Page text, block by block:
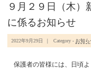
９月２９日（木）
に係るお知らせ
2022年9月29日 Category - お知ら
保護者の皆様には、日頃よ